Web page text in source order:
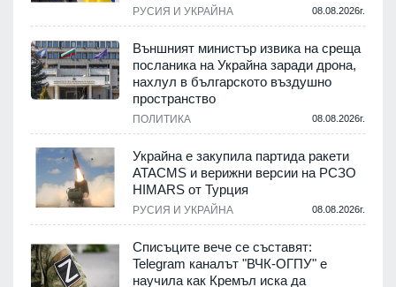
РУСИЯ И УКРАЙНА 08.08.2026г.
Външният министър извика на среща
посланика на Украйна заради дрона,
нахлул в българското въздушно
пространство
ПОЛИТИКА 08.08.2026г.
Украйна е закупила партида ракети
ATACMS и верижни версии на РСЗО
HIMARS от Турция
РУСИЯ И УКРАЙНА 08.08.2026г.
Списъците вече се съставят:
Telegram каналът "ВЧК-ОГПУ" е
научила как Кремъл иска да